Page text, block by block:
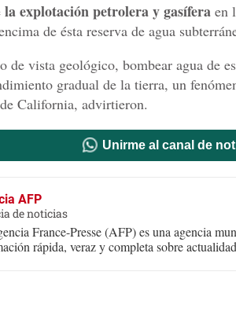
la explotación petrolera y gasífera en
de ésta reserva de agua
de vista geológico, bombear agua de
gradual de la tierra, un
California, advirtieron.
Unirme al canal de
AFP
de noticias
France-Presse (AFP) es una agencia
rápida, veraz y completa sobre